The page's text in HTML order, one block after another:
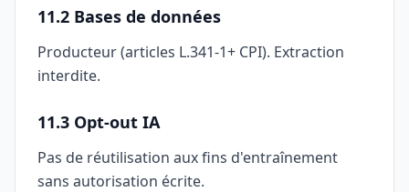
11.2 Bases de données
Producteur (articles L.341-1+ CPI). Extraction
interdite.
11.3 Opt-out IA
Pas de réutilisation aux fins d'entraînement
sans autorisation écrite.